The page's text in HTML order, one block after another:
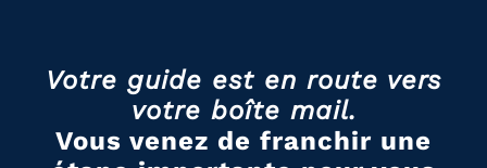
Votre guide est en route vers
votre boîte mail.
Vous venez de franchir une